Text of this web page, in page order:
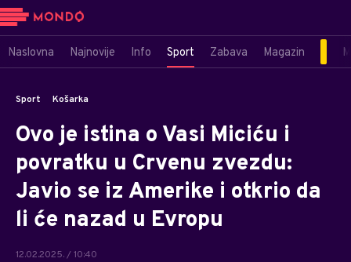
Naslovna Najnovije Info Sport Zabava Magazin
Sport Košarka
Ovo je istina o Vasi Miciću i
povratku u Crvenu zvezdu:
Javio se iz Amerike i otkrio da
li će nazad u Evropu
12.02.2025. / 10:40